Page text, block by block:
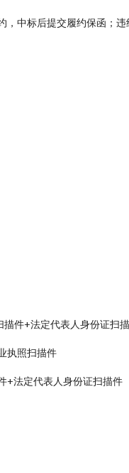
，中标后提交履约保函；违
件+法定代表人身份证扫
执照扫描件
+法定代表人身份证扫描件